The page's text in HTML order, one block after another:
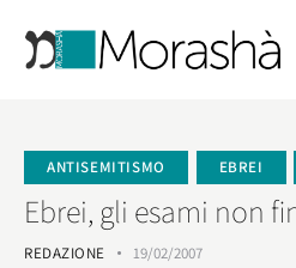
ANTISEMITISMO EBREI
Ebrei, gli esami non
REDAZIONE 19/02/2007